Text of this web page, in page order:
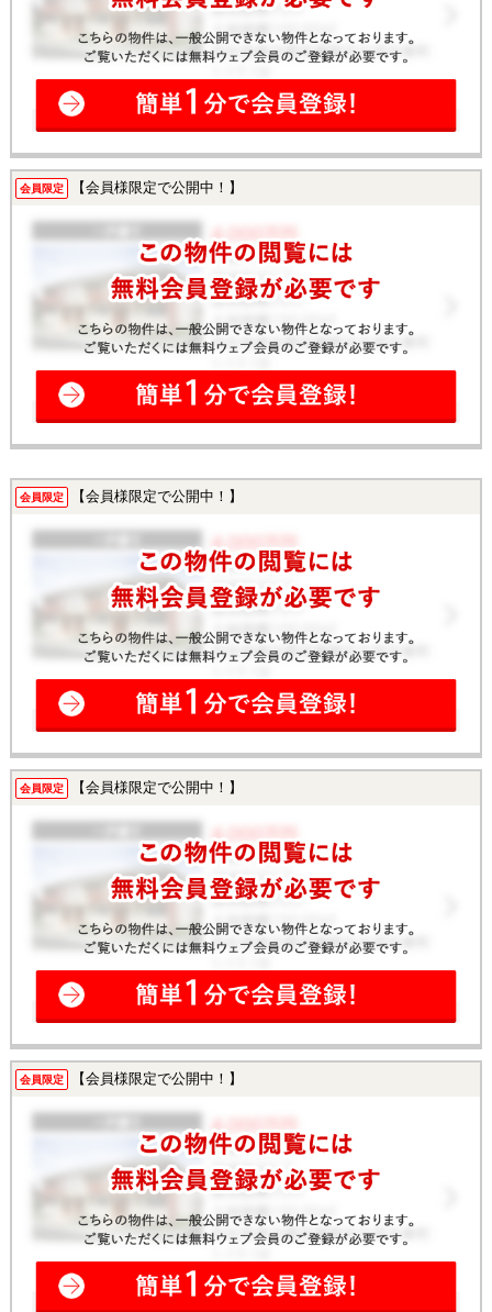
会員限定 【会員様限定で公開中！】
会員限定 【会員様限定で公開中！】
会員限定 【会員様限定で公開中！】
会員限定 【会員様限定で公開中！】